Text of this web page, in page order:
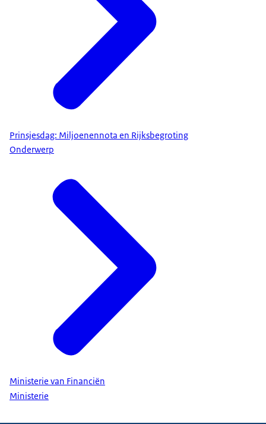
Prinsjesdag: Miljoenennota en Rijksbegroting
Onderwerp
Ministerie van Financiën
Ministerie